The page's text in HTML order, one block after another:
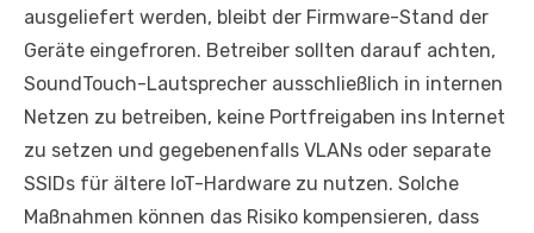
ausgeliefert werden, bleibt der Firmware-Stand der
Geräte eingefroren. Betreiber sollten darauf achten,
SoundTouch-Lautsprecher ausschließlich in internen
Netzen zu betreiben, keine Portfreigaben ins Internet
zu setzen und gegebenenfalls VLANs oder separate
SSIDs für ältere IoT-Hardware zu nutzen. Solche
Maßnahmen können das Risiko kompensieren, dass